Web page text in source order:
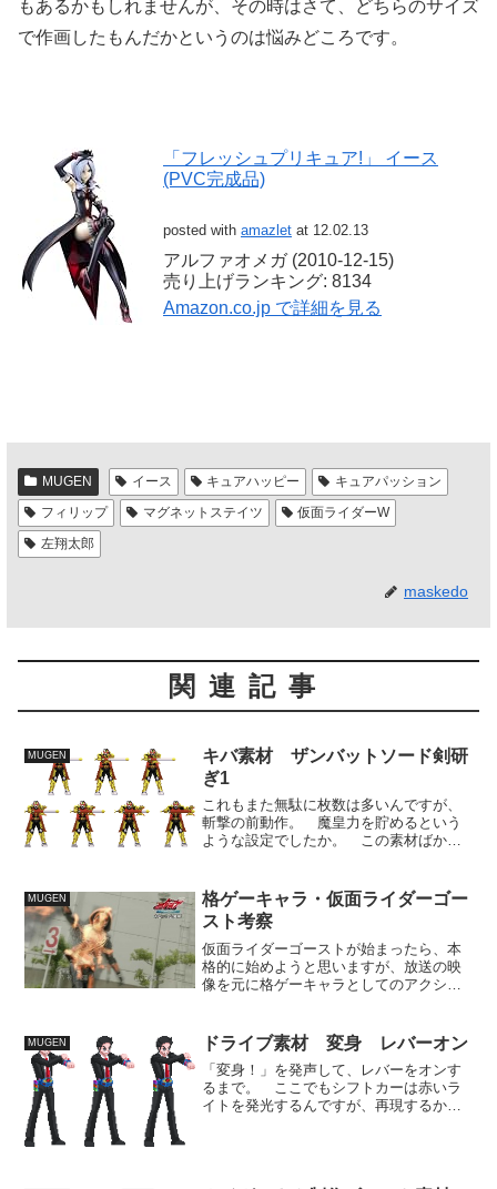
もあるかもしれませんが、その時はさて、どちらのサイズ
で作画したもんだかというのは悩みどころです。
「フレッシュプリキュア!」 イース
(PVC完成品)
posted with amazlet at 12.02.13
アルファオメガ (2010-12-15)
売り上げランキング: 8134
Amazon.co.jp で詳細を見る
MUGEN イース キュアハッピー
キュアパッション
フィリップ
マグネットステイツ
仮面ライダーW
左翔太郎
maskedo
関連記事
MUGEN
キバ素材 ザンバットソード剣研
ぎ1
これもまた無駄に枚数は多いんですが、
斬撃の前動作。 魔皇力を貯めるという
ような設定でしたか。 この素材ばかり
た。 相手に対して正対した状態で、こ
の動き描けるようなら、そり...
MUGEN
格ゲーキャラ・仮面ライダーゴー
スト考察
仮面ライダーゴーストが始まったら、本
格的に始めようと思いますが、放送の映
像を元に格ゲーキャラとしてのアクショ
版ドライブ宣伝OPからゴーストのアクシ
ョンを抜き出してみまし...
MUGEN ドライブ素材 変身 レバーオン
「変身！」を発声して、レバーをオンす
るまで。 ここでもシフトカーは赤いラ
イトを発光するんですが、再現するかは